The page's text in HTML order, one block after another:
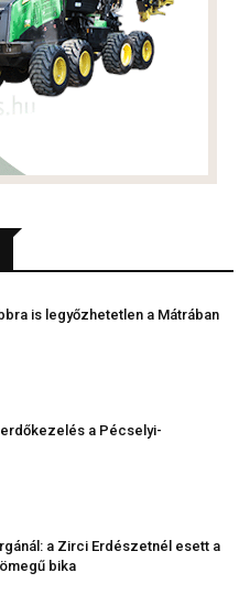
is legyőzhetetlen a Mátrában
a Pécselyi-
a Zirci Erdészetnél esett a
bika